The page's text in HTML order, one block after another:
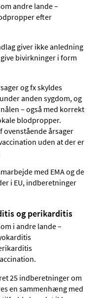
andre lande –
efter
giver ikke anledning
bivirkninger i form
og fx skyldes
anden sygdom, og
– også med korrekt
blodpropper.
årsager
uden at der er
med EMA og de
i EU, indberetninger
og perikarditis
i andre lande –
25 indberetninger om
en sammenhæng med